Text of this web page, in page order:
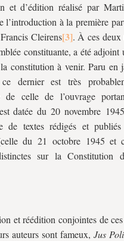
et d’édition réalisé par
l’introduction à la première
Cleirens
. À ces deux
constituante, a été
constitution à venir. Paru en
dernier est très
de celle de l’ouvrage
datée du 20 novembre
de textes rédigés et
(celle du 21 octobre 1945
sur la
et réédition conjointes de
auteurs sont fameux, Jus